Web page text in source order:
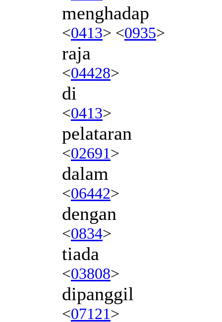
menghadap
<0413> <0935>
raja
<04428>
di
<0413>
pelataran
<02691>
dalam
<06442>
dengan
<0834>
tiada
<03808>
dipanggil
<07121>